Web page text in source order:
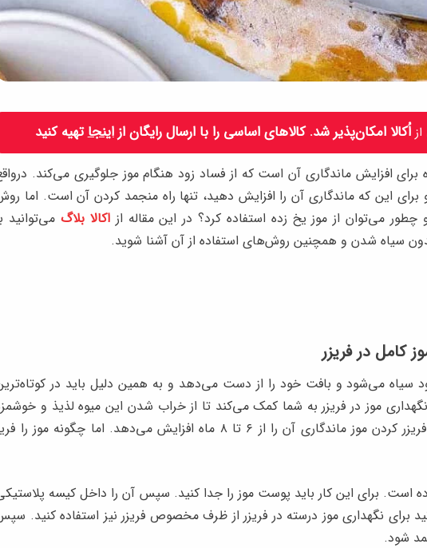
ازاُکالا امکان‌پذیر شد. کالاهای اساسی را با ارسال رایگان ازاینجاتهیه کنید
افزایش ماندگاری آن است که از فساد زود هنگام موز جلوگیری می‌کند.
این که ماندگاری آن را افزایش دهید، تنها راه منجمد کردن آن است. اما
می‌توان از موز یخ زده استفاده کرد؟ در این مقاله ازاکالا بلاگمی‌توانید
سیاه شدن و همچنین روش‌های استفاده از آن آشنا شوید.
کامل در فریزر
سیاه می‌شود و بافت خود را از دست می‌دهد و به همین دلیل باید در
موز در فریزر به شما کمک می‌کند تا از خراب شدن این میوه لذیذ و
تا حد زیادی جلوگیری کنید. فریزر کردن موز ماندگاری آن را از ۶ تا ۸ ماه افزایش می‌دهد. اما چگونه موز را
است. برای این کار باید پوست موز را جدا کنید. سپس آن را داخل کیسه
برای نگهداری موز درسته در فریزر از ظرف مخصوص فریزر نیز استفاده کنید.
شود.